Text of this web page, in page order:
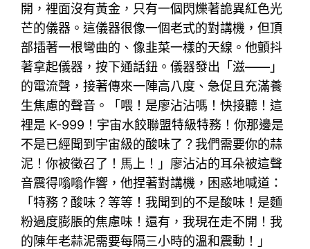
開，裡面沒有黃金，只有一個閃爍著詭異紅色光
芒的儀器。這儀器很像一個老式的對講機，但頂
部插著一根彎曲的、像韭菜一樣的天線。他顫抖
著拿起儀器，按下通話鈕。儀器發出「滋——」
的電流聲，接著傳來一陣高八度、急促且充滿養
生焦慮的聲音。「喂！是廖沾沾嗎！快接聽！這
裡是 K-999！宇宙水餃聯盟特級特務！你那邊是
不是已經聞到宇宙級的酸味了？我們需要你的蒜
泥！你被徵召了！馬上！」廖沾沾的耳朵被這聲
音震得嗡嗡作響，他捏著對講機，困惑地喊道：
「特務？酸味？等等！我聞到的不是酸味！是麵
粉過度膨脹的焦慮味！還有，我現在走不開！我
的陳年老蒜泥需要每隔三小時的溫和震動！」